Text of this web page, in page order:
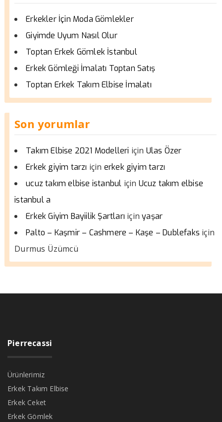
Erkekler İçin Moda Gömlekler
Giyimde Uyum Nasıl Olur
Toptan Erkek Gömlek İstanbul
Erkek Gömleği İmalatı Toptan Satış
Toptan Erkek Takım Elbise İmalatı
Son yorumlar
Takım Elbise 2021 Modelleri için Ulas Özer
Erkek giyim tarzı için erkek giyim tarzı
ucuz takım elbise istanbul için Ucuz takım elbise
istanbul a
Erkek Giyim Bayiilik Şartları içinyaşar
Palto – Kaşmir – Cashmere – Kaşe – Dublefaks için
Durmus Üzümcü
Pierrecassi
Ürünlerimiz
Erkek Takım Elbise
Erkek Ceket
Erkek Gömlek